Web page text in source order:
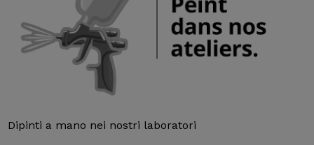
Dipinti a mano nei nostri laboratori